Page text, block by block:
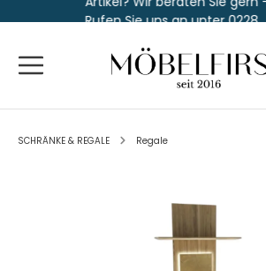
Rufen Sie uns an unter 0228
SCHRÄNKE & REGALE Regale